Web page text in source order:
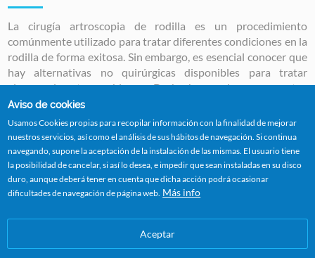
La cirugía artroscopia de rodilla es un procedimiento
comúnmente utilizado para tratar diferentes condiciones en la
rodilla de forma exitosa. Sin embargo, es esencial conocer que
hay alternativas no quirúrgicas disponibles para tratar
algunos de estos problemas. De hecho, muchas veces, estos
tratamientos pueden ser efectivos para solucionar el
problema sin tener que recurrir a la cirugía.
Tratamientos no quirúrgicos para la
rodilla
Dependiendo de la gravedad y naturaleza de la lesión, hay una
en el tratamiento de problemas en la rodilla. Algunas de las
opciones más comunes incluyen:
Aviso de cookies
Usamos Cookies propias para recopilar información con la finalidad de mejorar
nuestros servicios, así como el análisis de sus hábitos de navegación. Si continua
navegando, supone la aceptación de la instalación de las mismas. El usuario tiene
la posibilidad de cancelar, si así lo desea, e impedir que sean instaladas en su disco
duro, aunque deberá tener en cuenta que dicha acción podrá ocasionar
dificultades de navegación de página web. Más info
Aceptar